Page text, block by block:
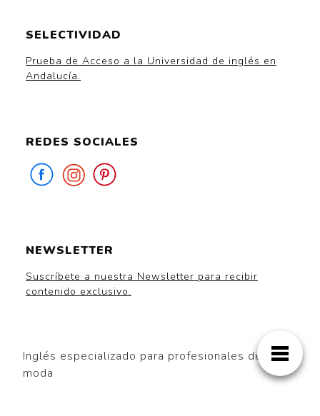
SELECTIVIDAD
Prueba de Acceso a la Universidad de inglés en
Andalucía.
REDES SOCIALES
NEWSLETTER
Suscríbete a nuestra Newsletter para recibir
contenido exclusivo.
Inglés especializado para profesionales de la
moda